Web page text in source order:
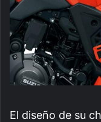
El diseño de su